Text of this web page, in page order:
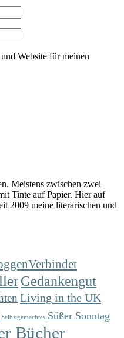
Website für meinen
Meistens zwischen zwei
Tinte auf Papier. Hier auf
2009 meine literarischen und
Gedankengut
Living in the UK
Selbstgemachtes Süßer Sonntag
Bücher